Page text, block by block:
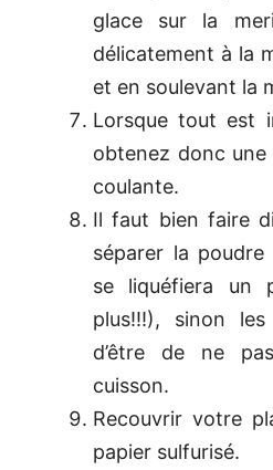
glace sur la
délicatement à la
et en soulevant la
Lorsque tout est
obtenez donc
coulante.
Il faut bien faire
séparer la poudre
se liquéfiera un
plus!!!), sinon
d’être de ne
cuisson.
Recouvrir votre
papier sulfurisé.